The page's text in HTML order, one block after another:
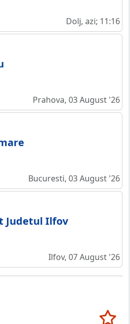
Dolj, azi; 11:16
Prahova, 03 August '26
Bucuresti, 03 August '26
Judetul Ilfov
Ilfov, 07 August '26